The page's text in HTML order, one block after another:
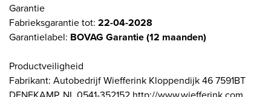
Garantie
Fabrieksgarantie tot: 22-04-2028
Garantielabel: BOVAG Garantie (12 maanden)
Productveiligheid
Fabrikant: Autobedrijf Wiefferink Kloppendijk 46 7591BT